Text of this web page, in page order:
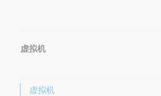
虚拟机
虚拟机